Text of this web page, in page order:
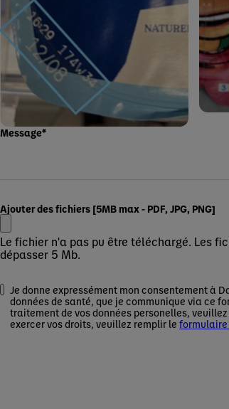
Message*
Ajouter des fichiers [5MB max - PDF, JPG, PNG]
Le fichier n'a pas pu être téléchargé. Les
dépasser 5 Mb.
Je donne expressément mon consentement à
données de santé, que je communique via ce
traitement de vos données personelles,
exercer vos droits, veuillez remplir leformulaire